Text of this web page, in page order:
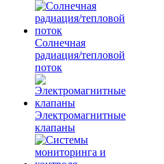
Солнечная
радиация/тепловой
поток
Электромагнитные
клапаны